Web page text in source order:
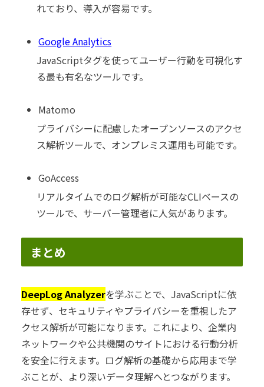
れており、導入が容易です。
Google Analytics
JavaScriptタグを使ってユーザー行動を可視化す
る最も有名なツールです。
Matomo
プライバシーに配慮したオープンソースのアクセ
ス解析ツールで、オンプレミス運用も可能です。
GoAccess
リアルタイムでのログ解析が可能なCLIベースの
ツールで、サーバー管理者に人気があります。
まとめ
DeepLog Analyzerを学ぶことで、JavaScriptに依
存せず、セキュリティやプライバシーを重視したア
クセス解析が可能になります。これにより、企業内
ネットワークや公共機関のサイトにおける行動分析
を安全に行えます。ログ解析の基礎から応用まで学
ぶことが、より深いデータ理解へとつながります。